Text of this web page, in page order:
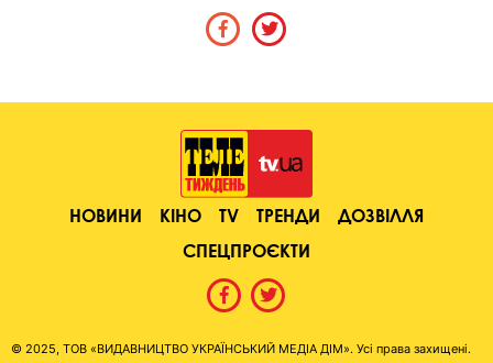
НОВИНИ КІНО TV ТРЕНДИ
ДОЗВІЛЛЯ
СПЕЦПРОЄКТИ
© 2025, ТОВ «ВИДАВНИЦТВО УКРАЇНСЬКИЙ МЕДІА ДІМ». Усі права захищені.